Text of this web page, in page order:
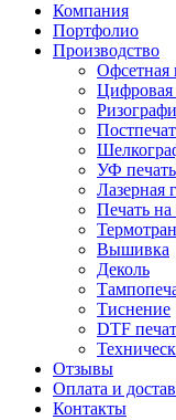
Компания
Портфолио
Производство
Офсетная
Цифровая
УФ печать
Лазерная
Печать
Вышивка
Деколь
Тиснение
DTF
Отзывы
Оплата и
Контакты